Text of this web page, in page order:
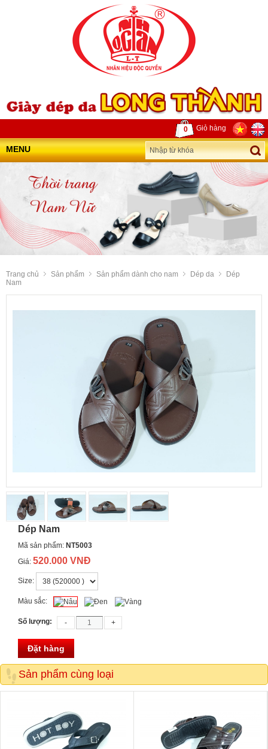
0 Giỏ hàng
MENU
Trang chủ Sản phẩm Sản phẩm dành cho nam Dép da
Dép
Nam
Dép Nam
Mã sản phẩm: NT5003
Giá: 520.000 VNĐ
Size:
Màu sắc:
Số lượng:
Đặt hàng
Sản phẩm cùng loại